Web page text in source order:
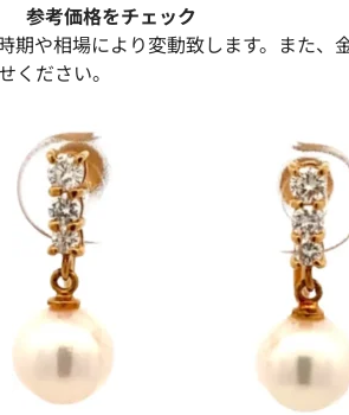
参考価格をチェック
期や相場により変動致します。また、
ください。